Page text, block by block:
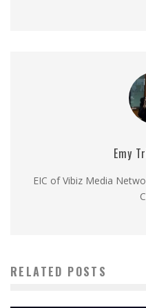
Emy
EIC of Vibiz Media
RELATED POSTS